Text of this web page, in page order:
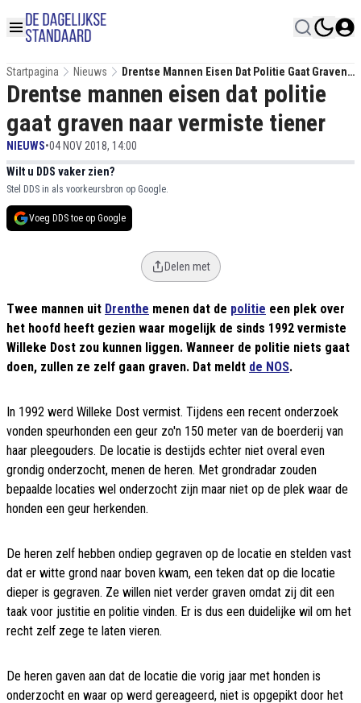
Startpagina Nieuws
Drentse Mannen Eisen Dat Politie Gaat Graven
Naar Vermiste Tiener
Drentse mannen eisen dat politie
gaat graven naar vermiste tiener
NIEUWS•04 NOV 2018, 14:00
Wilt u DDS vaker zien?
Stel DDS in als voorkeursbron op Google.
Voeg DDS toe op Google
Delen met
Twee mannen uit Drenthe menen dat de politie een plek over
het hoofd heeft gezien waar mogelijk de sinds 1992 vermiste
Willeke Dost zou kunnen liggen. Wanneer de politie niets gaat
doen, zullen ze zelf gaan graven. Dat meldt de NOS.
In 1992 werd Willeke Dost vermist. Tijdens een recent onderzoek
vonden speurhonden een geur zo'n 150 meter van de boerderij van
haar pleegouders. De locatie is destijds echter niet overal even
grondig onderzocht, menen de heren. Met grondradar zouden
bepaalde locaties wel onderzocht zijn maar niet op de plek waar de
honden een geur herkenden.
De heren zelf hebben ondiep gegraven op de locatie en stelden vast
dat er witte grond naar boven kwam, een teken dat op die locatie
dieper is gegraven. Ze willen niet verder graven omdat zij dit een
taak voor justitie en politie vinden. Er is dus een duidelijke wil om het
recht zelf zege te laten vieren.
De heren gaven aan dat de locatie die vorig jaar met honden is
onderzocht en waar op werd gereageerd, niet is opgepikt door het